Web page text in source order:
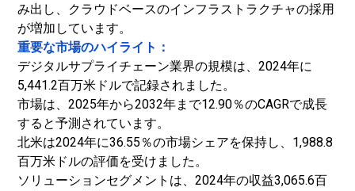
み出し、クラウドベースのインフラストラクチャの採用
が増加しています。
重要な市場のハイライト：
デジタルサプライチェーン業界の規模は、2024年に
5,441.2百万米ドルで記録されました。
市場は、2025年から2032年まで12.90％のCAGRで成長
すると予測されています。
北米は2024年に36.55％の市場シェアを保持し、1,988.8
百万米ドルの評価を受けました。
ソリューションセグメントは、2024年の収益3,065.6百